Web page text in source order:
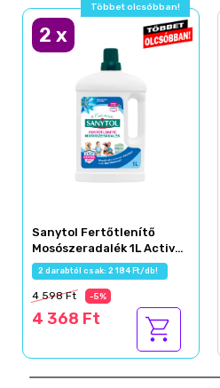
Többet olcsóbban!
2 x
Sanytol Fertőtlenítő
Mosószeradalék 1L Active
Fresh
2 darabtól csak: 2 184 Ft/db!
4 598 Ft -5%
4 368 Ft